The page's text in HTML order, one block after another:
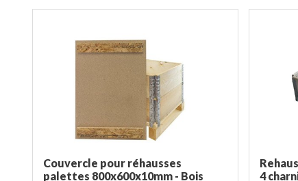
Couvercle pour réhausses
palettes 800x600x10mm - Bois
4